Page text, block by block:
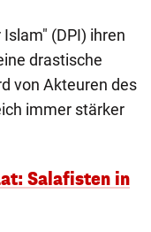
(DPI) ihren
drastische
von Akteuren des
immer stärker
Salafisten in